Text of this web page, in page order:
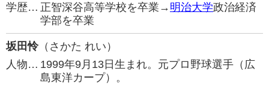
学歴… 正智深谷高等学校を卒業→ 明治大学政治経済
学部を卒業
坂田怜（さかた れい）
人物… 1999年9月13日生まれ。元プロ野球選手（広
島東洋カープ）。